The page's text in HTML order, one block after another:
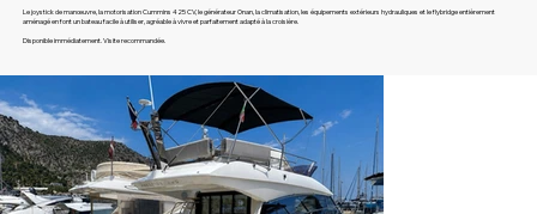
Le joystick de manœuvre, la motorisation Cummins 425 CV, le générateur Onan, la climatisation, les équipements extérieurs hydrauliques et le flybridge entièrement
aménagé en font un bateau facile à utiliser, agréable à vivre et parfaitement adapté à la croisière.
Disponible immédiatement. Visite recommandée.